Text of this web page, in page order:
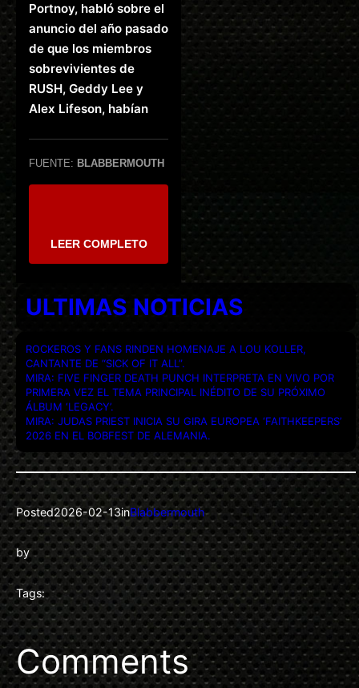
Portnoy, habló sobre el
anuncio del año pasado
de que los miembros
sobrevivientes de
RUSH, Geddy Lee y
Alex Lifeson, habían
FUENTE: BLABBERMOUTH
LEER COMPLETO
ULTIMAS NOTICIAS
ROCKEROS Y FANS RINDEN HOMENAJE A LOU KOLLER,
CANTANTE DE “SICK OF IT ALL”.
MIRA: FIVE FINGER DEATH PUNCH INTERPRETA EN VIVO POR
PRIMERA VEZ EL TEMA PRINCIPAL INÉDITO DE SU PRÓXIMO
ÁLBUM ‘LEGACY’.
MIRA: JUDAS PRIEST INICIA SU GIRA EUROPEA ‘FAITHKEEPERS’
2026 EN EL BOBFEST DE ALEMANIA.
Posted2026-02-13inBlabbermouth
by
Tags:
Comments